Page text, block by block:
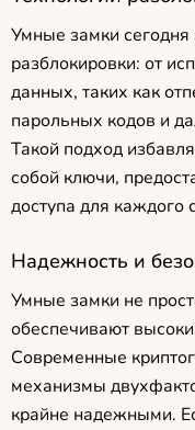
Умные замки
разблокировки: от
данных, таких как
парольных кодов и
Такой подход
собой ключи,
доступа для каждого
Надежность и
Умные замки не
обеспечивают
Современные
механизмы
крайне надежными.